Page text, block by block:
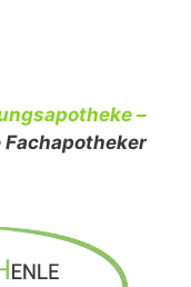
–
Fachapotheker